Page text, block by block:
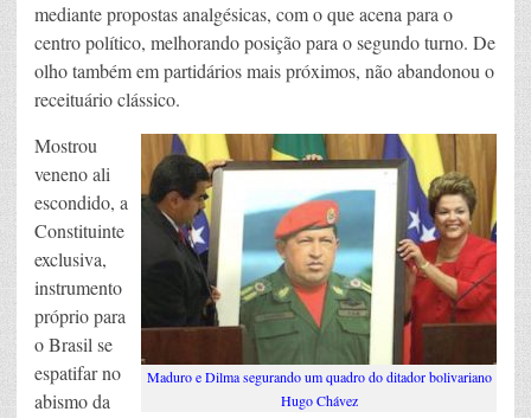
mediante propostas analgésicas, com o que acena para o
centro político, melhorando posição para o segundo turno. De
olho também em partidários mais próximos, não abandonou o
receituário clássico.
Maduro e Dilma segurando um quadro do ditador bolivariano
Hugo Chávez
Mostrou
veneno ali
escondido, a
Constituinte
exclusiva,
instrumento
próprio para
o Brasil se
espatifar no
abismo da